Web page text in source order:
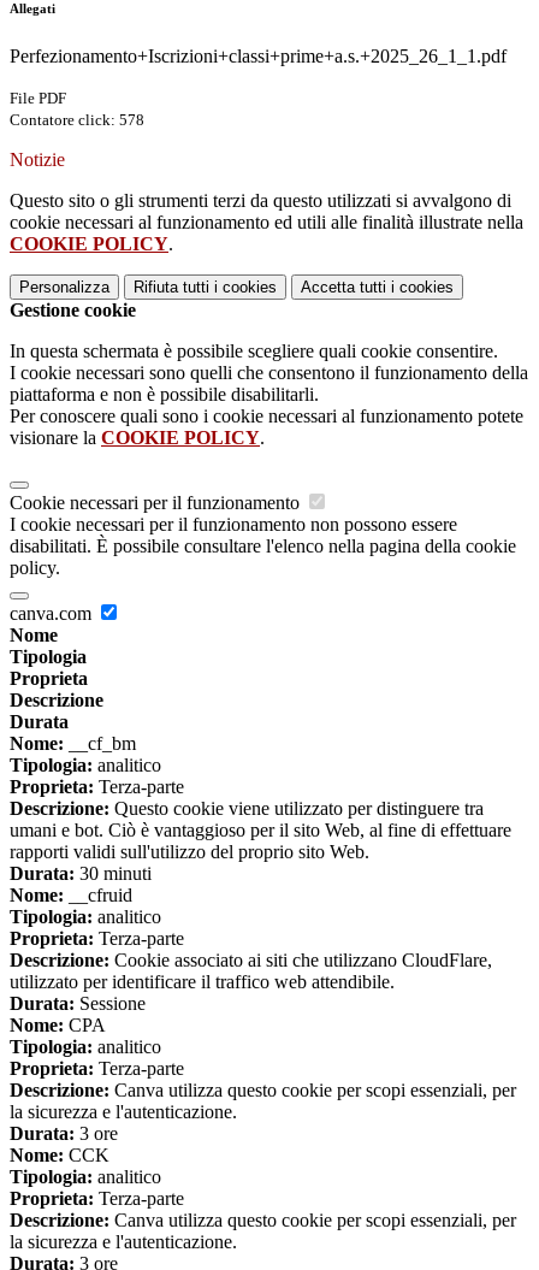
Allegati
Perfezionamento+Iscrizioni+classi+prime+a.s.+2025_26_1_1.pdf
File PDF
Contatore click: 578
Notizie
Questo sito o gli strumenti terzi da questo utilizzati si avvalgono di
cookie necessari al funzionamento ed utili alle finalità illustrate nella
COOKIE POLICY.
Personalizza Rifiuta tutti i cookies Accetta tutti i cookies
Gestione cookie
In questa schermata è possibile scegliere quali cookie consentire.
I cookie necessari sono quelli che consentono il funzionamento della
piattaforma e non è possibile disabilitarli.
Per conoscere quali sono i cookie necessari al funzionamento potete
visionare la COOKIE POLICY.
Cookie necessari per il funzionamento
I cookie necessari per il funzionamento non possono essere
disabilitati. È possibile consultare l'elenco nella pagina della cookie
policy.
canva.com
Nome
Tipologia
Proprieta
Descrizione
Durata
Nome: __cf_bm
Tipologia: analitico
Proprieta: Terza-parte
Descrizione: Questo cookie viene utilizzato per distinguere tra
umani e bot. Ciò è vantaggioso per il sito Web, al fine di effettuare
rapporti validi sull'utilizzo del proprio sito Web.
Durata: 30 minuti
Nome: __cfruid
Tipologia: analitico
Proprieta: Terza-parte
Descrizione: Cookie associato ai siti che utilizzano CloudFlare,
utilizzato per identificare il traffico web attendibile.
Durata: Sessione
Nome: CPA
Tipologia: analitico
Proprieta: Terza-parte
Descrizione: Canva utilizza questo cookie per scopi essenziali, per
la sicurezza e l'autenticazione.
Durata: 3 ore
Nome: CCK
Tipologia: analitico
Proprieta: Terza-parte
Descrizione: Canva utilizza questo cookie per scopi essenziali, per
la sicurezza e l'autenticazione.
Durata: 3 ore